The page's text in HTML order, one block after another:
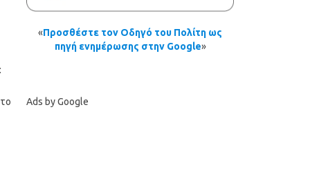
«Προσθέστε τον Οδηγό του Πολίτη ως
πηγή ενημέρωσης στην Google»
Ads by Google